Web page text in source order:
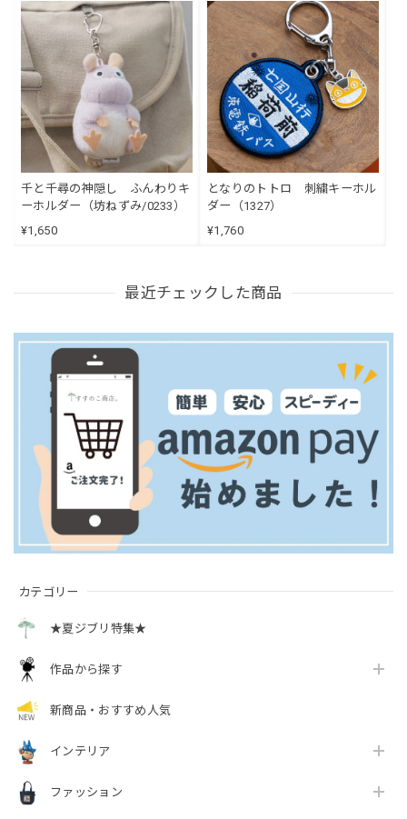
カテゴリー
★夏ジブリ特集★
作品から探す
新商品・おすすめ人気
インテリア
ファッション
千と千尋の神隠し ふんわりキ
ーホルダー（坊ねずみ/0233）
¥1,650
となりのトトロ 刺繍キーホル
ダー（1327）
¥1,760
最近チェックした商品